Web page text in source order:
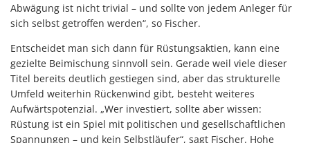
Abwägung ist nicht trivial – und sollte von jedem Anleger für
sich selbst getroffen werden“, so Fischer.
Entscheidet man sich dann für Rüstungsaktien, kann eine
gezielte Beimischung sinnvoll sein. Gerade weil viele dieser
Titel bereits deutlich gestiegen sind, aber das strukturelle
Umfeld weiterhin Rückenwind gibt, besteht weiteres
Aufwärtspotenzial. „Wer investiert, sollte aber wissen:
Rüstung ist ein Spiel mit politischen und gesellschaftlichen
Spannungen – und kein Selbstläufer“, sagt Fischer. Hohe